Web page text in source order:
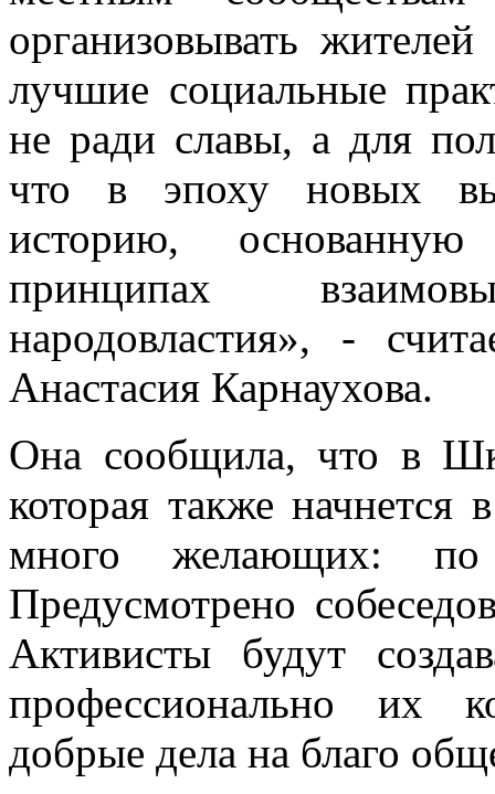
организовывать
лучшие социальные
не ради славы, а для
что в эпоху новых
историю,
принципах
народовластия», -
Анастасия Карнаухова.
Она сообщила, что в
которая также начнется
много желающих:
Предусмотрено
Активисты будут
профессионально их
добрые дела на благо